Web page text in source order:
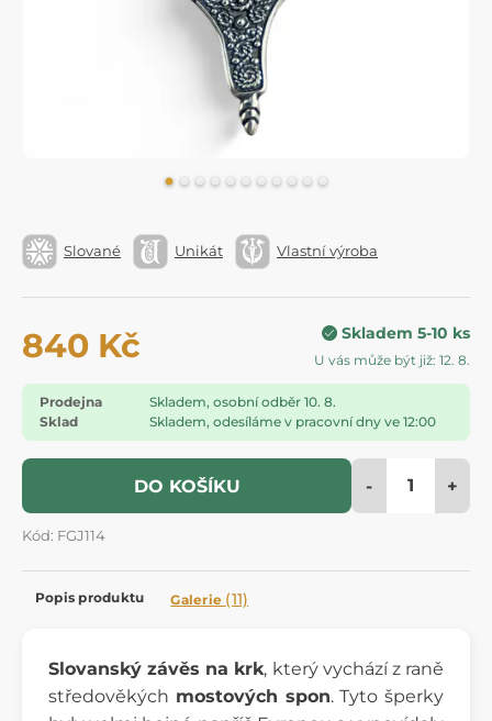
Slované Unikát Vlastní výroba
840 Kč Skladem 5-10 ks
U vás může být již: 12. 8.
Prodejna
Skladem, osobní odběr 10. 8.
Sklad
Skladem, odesíláme v pracovní dny ve 12:00
DO KOŠÍKU - +
Kód: FGJ114
Popis produktu Galerie (11)
Slovanský závěs na krk, který vychází z raně
středověkých mostových spon. Tyto šperky